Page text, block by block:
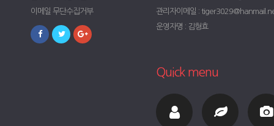
이메일 무단수집거부
관리자이메일 :
운영자명 : 김형효
Quick menu